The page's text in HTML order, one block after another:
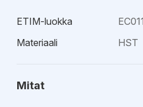
ETIM-luokka
Materiaali
HST
Mitat